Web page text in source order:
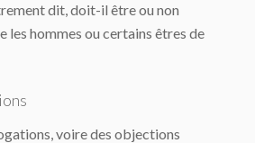
dit, doit-il être ou non
les hommes ou certains êtres de
voire des objections